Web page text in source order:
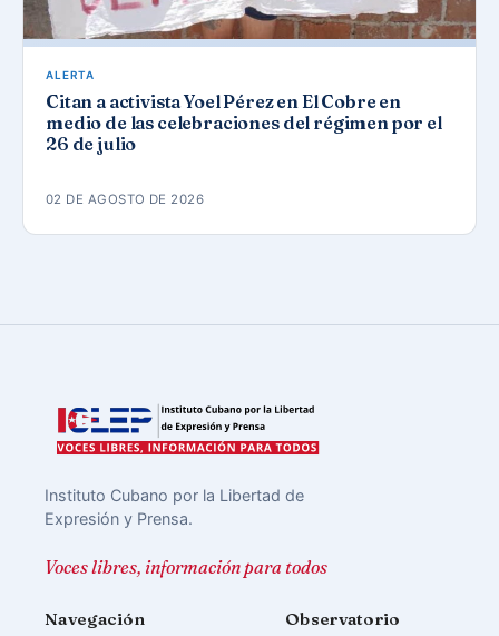
ALERTA
Citan a activista Yoel Pérez en El Cobre en
medio de las celebraciones del régimen por el
26 de julio
02 DE AGOSTO DE 2026
Instituto Cubano por la Libertad de
Expresión y Prensa.
Voces libres, información para todos
Navegación Observatorio